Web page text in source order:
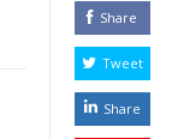
Share
Tweet
Share